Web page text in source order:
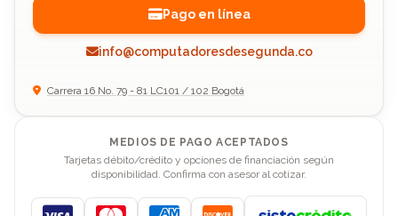
Pago en línea
info@computadoresdesegunda.co
Carrera 16 No. 79 - 81 LC101 / 102 Bogotá
MEDIOS DE PAGO ACEPTADOS
Tarjetas débito/crédito y opciones de financiación según
disponibilidad. Confirma con asesor al cotizar.